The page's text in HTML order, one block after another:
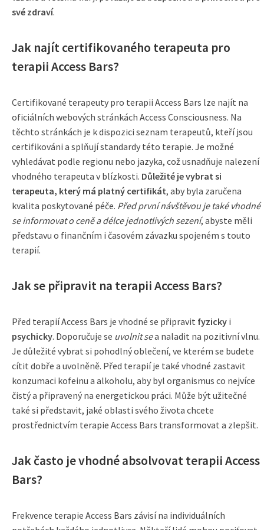
své zdraví.
Jak najít certifikovaného terapeuta pro
terapii Access Bars?
Certifikované terapeuty pro terapii Access Bars lze najít na
oficiálních webových stránkách Access Consciousness. Na
těchto stránkách je k dispozici seznam terapeutů, kteří jsou
certifikováni a splňují standardy této terapie. Je možné
vyhledávat podle regionu nebo jazyka, což usnadňuje nalezení
vhodného terapeuta v blízkosti. Důležité je vybrat si
terapeuta, který má platný certifikát, aby byla zaručena
kvalita poskytované péče. Před první návštěvou je také vhodné
se informovat o ceně a délce jednotlivých sezení, abyste měli
představu o finančním i časovém závazku spojeném s touto
terapií.
Jak se připravit na terapii Access Bars?
Před terapií Access Bars je vhodné se připravit fyzicky i
psychicky. Doporučuje se uvolnit sea naladit na pozitivní vlnu.
Je důležité vybrat si pohodlný oblečení, ve kterém se budete
cítit dobře a uvolněně. Před terapií je také vhodné zastavit
konzumaci kofeinu a alkoholu, aby byl organismus co nejvíce
čistý a připravený na energetickou práci. Může být užitečné
také si představit, jaké oblasti svého života chcete
prostřednictvím terapie Access Bars transformovat a zlepšit.
Jak často je vhodné absolvovat terapii Access
Bars?
Frekvence terapie Access Bars závisí na individuálních